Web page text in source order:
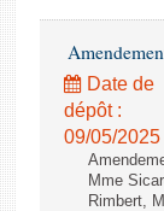
Date de
dépôt :
09/05/2025
Mme
Rimbert,